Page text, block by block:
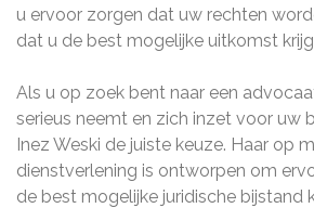
u ervoor zorgen dat uw rechten
dat u de best mogelijke uitkomst
Als u op zoek bent naar een
serieus neemt en zich inzet voor uw
Inez Weski de juiste keuze. Haar op
dienstverlening is ontworpen om
de best mogelijke juridische bijstand